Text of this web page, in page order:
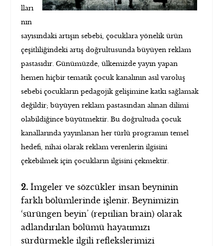
lları
nın
sayısındaki artışın sebebi, çocuklara yönelik ürün
çeşitliliğindeki artış doğrultusunda büyüyen reklam
pastasıdır. Günümüzde, ülkemizde yayın yapan
hemen hiçbir tematik çocuk kanalının asıl varoluş
sebebi çocukların pedagojik gelişimine katkı sağlamak
değildir; büyüyen reklam pastasından alınan dilimi
olabildiğince büyütmektir. Bu doğrultuda çocuk
kanallarında yayınlanan her türlü programın temel
hedefi, nihai olarak reklam verenlerin ilgisini
çekebilmek için çocukların ilgisini çekmektir.
2. İmgeler ve sözcükler insan beyninin
farklı bölümlerinde işlenir. Beynimizin
‘sürüngen beyin’ (reptilian brain) olarak
adlandırılan bölümü hayatımızı
sürdürmekle ilgili reflekslerimizi